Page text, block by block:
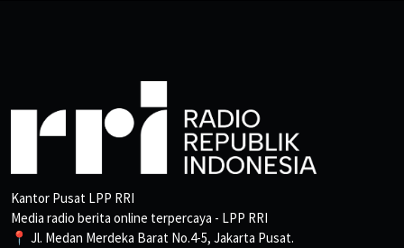
Kantor Pusat LPP RRI
Media radio berita online terpercaya - LPP RRI
📍 Jl. Medan Merdeka Barat No.4-5, Jakarta Pusat.